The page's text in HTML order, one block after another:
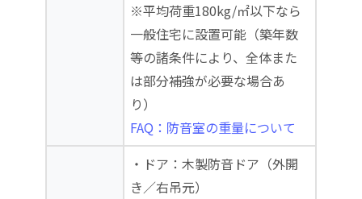
※平均荷重180kg/㎡以下なら
一般住宅に設置可能（築年数
等の諸条件により、全体また
は部分補強が必要な場合あ
り）
FAQ：防音室の重量について
・ドア：木製防音ドア（外開
き／右吊元）